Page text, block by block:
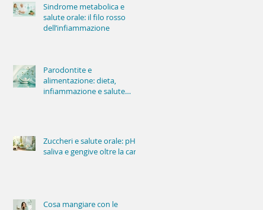
Sindrome metabolica e
salute orale: il filo rosso
dell’infiammazione
Parodontite e
alimentazione: dieta,
infiammazione e salute
Zuccheri e salute orale: pH,
saliva e gengive oltre la carie
Cosa mangiare con le